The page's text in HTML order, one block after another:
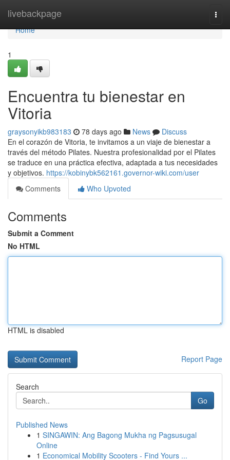
livebackpage
Home
Home
1
Encuentra tu bienestar en
Vitoria
graysonyikb983183 78 days ago News
Discuss
En el corazón de Vitoria, te invitamos a un viaje de bienestar a
través del método Pilates. Nuestra profesionalidad por el Pilates
se traduce en una práctica efectiva, adaptada a tus necesidades
y objetivos. https://kobinybk562161.governor-wiki.com/user
Comments
Who Upvoted
Comments
Submit a Comment
No HTML
HTML is disabled
Report Page
Search
Go
Published News
1 SINGAWIN: Ang Bagong Mukha ng Pagsusugal
Online
1 Economical Mobility Scooters - Find Yours ...